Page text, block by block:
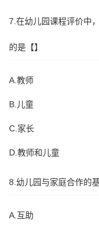
7.在幼儿园课程评价中
的是【】
A.教师
B.儿童
C.家长
D.教师和儿童
8.幼儿园与家庭合作的基
A.互助